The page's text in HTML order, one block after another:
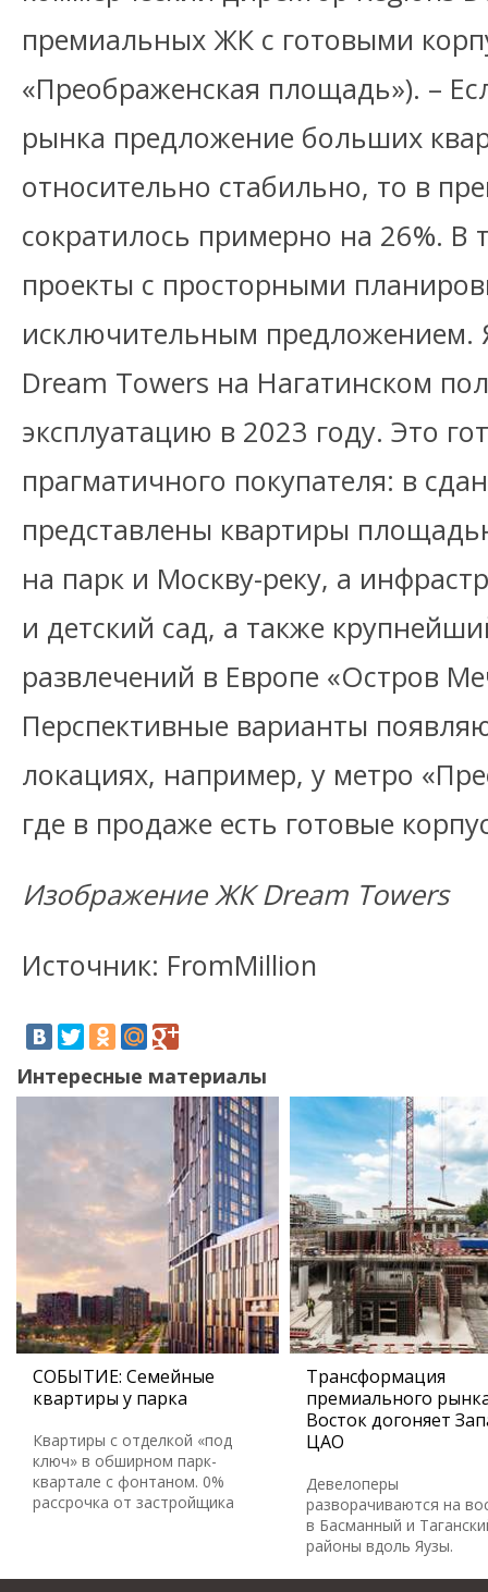
премиальных ЖК с готовыми
«Преображенская площадь»). –
рынка предложение больших
относительно стабильно, то в
сократилось примерно на 26%. В
проекты с просторными
исключительным предложением.
Dream Towers на Нагатинском
эксплуатацию в 2023 году. Это
прагматичного покупателя: в
представлены квартиры
на парк и Москву-реку, а
и детский сад, а также
развлечений в Европе «Остров
Перспективные варианты
локациях, например, у метро
где в продаже есть готовые
Изображение ЖК Dream Towers
Источник: FromMillion
Интересные материалы
СОБЫТИЕ: Семейные
квартиры у парка
Квартиры с отделкой «под
ключ» в обширном парк-
квартале с фонтаном. 0%
рассрочка от застройщика
Трансформация
премиального
Восток догоняет
ЦАО
Девелоперы
разворачиваются на
в Басманный и
районы вдоль Яузы.